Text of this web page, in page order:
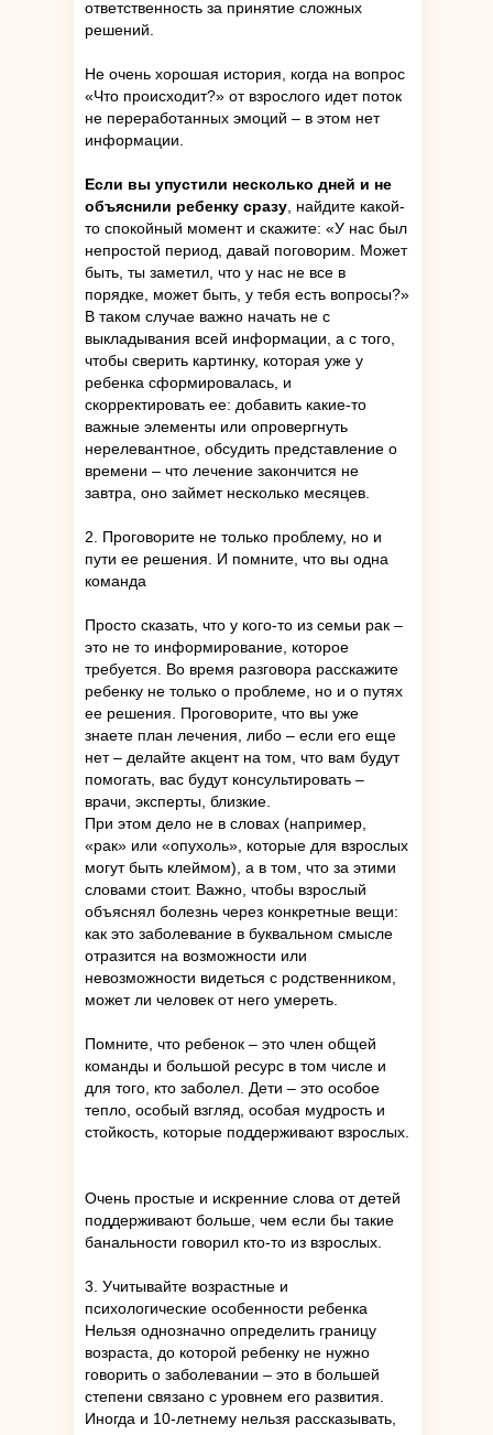
ответственность за принятие сложных
решений.
Не очень хорошая история, когда на вопрос
«Что происходит?» от взрослого идет поток
не переработанных эмоций – в этом нет
информации.
Если вы упустили несколько дней и не
объяснили ребенку сразу , найдите какой-
то спокойный момент и скажите: «У нас был
непростой период, давай поговорим. Может
быть, ты заметил, что у нас не все в
порядке, может быть, у тебя есть вопросы?»
В таком случае важно начать не с
выкладывания всей информации, а с того,
чтобы сверить картинку, которая уже у
ребенка сформировалась, и
скорректировать ее: добавить какие-то
важные элементы или опровергнуть
нерелевантное, обсудить представление о
времени – что лечение закончится не
завтра, оно займет несколько месяцев.
2. Проговорите не только проблему, но и
пути ее решения. И помните, что вы одна
команда
Просто сказать, что у кого-то из семьи рак –
это не то информирование, которое
требуется. Во время разговора расскажите
ребенку не только о проблеме, но и о путях
ее решения. Проговорите, что вы уже
знаете план лечения, либо – если его еще
нет – делайте акцент на том, что вам будут
помогать, вас будут консультировать –
врачи, эксперты, близкие.
При этом дело не в словах (например,
«рак» или «опухоль», которые для взрослых
могут быть клеймом), а в том, что за этими
словами стоит. Важно, чтобы взрослый
объяснял болезнь через конкретные вещи:
как это заболевание в буквальном смысле
отразится на возможности или
невозможности видеться с родственником,
может ли человек от него умереть.
Помните, что ребенок – это член общей
команды и большой ресурс в том числе и
для того, кто заболел. Дети – это особое
тепло, особый взгляд, особая мудрость и
стойкость, которые поддерживают взрослых.
Очень простые и искренние слова от детей
поддерживают больше, чем если бы такие
банальности говорил кто-то из взрослых.
3. Учитывайте возрастные и
психологические особенности ребенка
Нельзя однозначно определить границу
возраста, до которой ребенку не нужно
говорить о заболевании – это в большей
степени связано с уровнем его развития.
Иногда и 10-летнему нельзя рассказывать,